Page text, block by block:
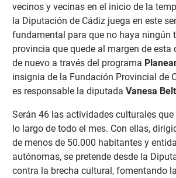
vecinos y vecinas en el inicio de la
la Diputación de Cádiz juega en este
fundamental para que no haya ningún
provincia que quede al margen de esta
de nuevo a través del programa
insignia de la Fundación Provincial de
es responsable la diputada Vanesa
Serán 46 las actividades culturales que
lo largo de todo el mes. Con ellas,
de menos de 50.000 habitantes y
autónomas, se pretende desde la
contra la brecha cultural, fomentando